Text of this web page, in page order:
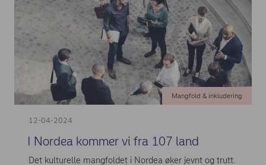
12-04-2024
Mangfold & inkludering
I Nordea kommer vi fra 107 land
Det kulturelle mangfoldet i Nordea øker jevnt og trutt.